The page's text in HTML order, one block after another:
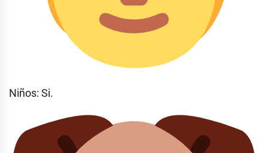
Niños: Si.